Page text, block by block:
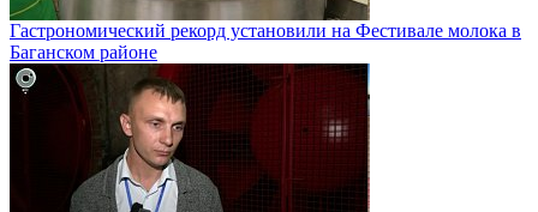
Гастрономический рекорд установили на Фестивале молока в
Баганском районе